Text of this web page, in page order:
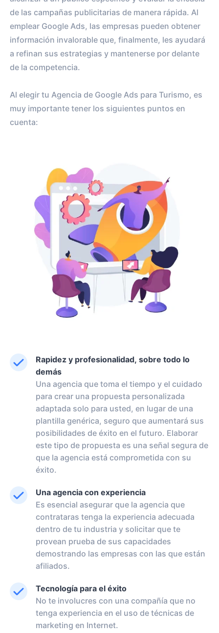
de las campañas publicitarias de manera rápida. Al
emplear Google Ads, las empresas pueden obtener
información invalorable que, finalmente, les ayudará
a refinan sus estrategias y mantenerse por delante
de la competencia.
Al elegir tu Agencia de Google Ads para Turismo, es
muy importante tener los siguientes puntos en
cuenta:
Rapidez y profesionalidad, sobre todo lo
demás
Una agencia que toma el tiempo y el cuidado
para crear una propuesta personalizada
adaptada solo para usted, en lugar de una
plantilla genérica, seguro que aumentará sus
posibilidades de éxito en el futuro. Elaborar
este tipo de propuesta es una señal segura de
que la agencia está comprometida con su
éxito.
Una agencia con experiencia
Es esencial asegurar que la agencia que
contrataras tenga la experiencia adecuada
dentro de tu industria y solicitar que te
provean prueba de sus capacidades
demostrando las empresas con las que están
afiliados.
Tecnología para el éxito
No te involucres con una compañía que no
tenga experiencia en el uso de técnicas de
marketing en Internet.